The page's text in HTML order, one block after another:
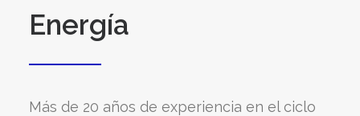
Energía
Más de 20 años de experiencia en el ciclo